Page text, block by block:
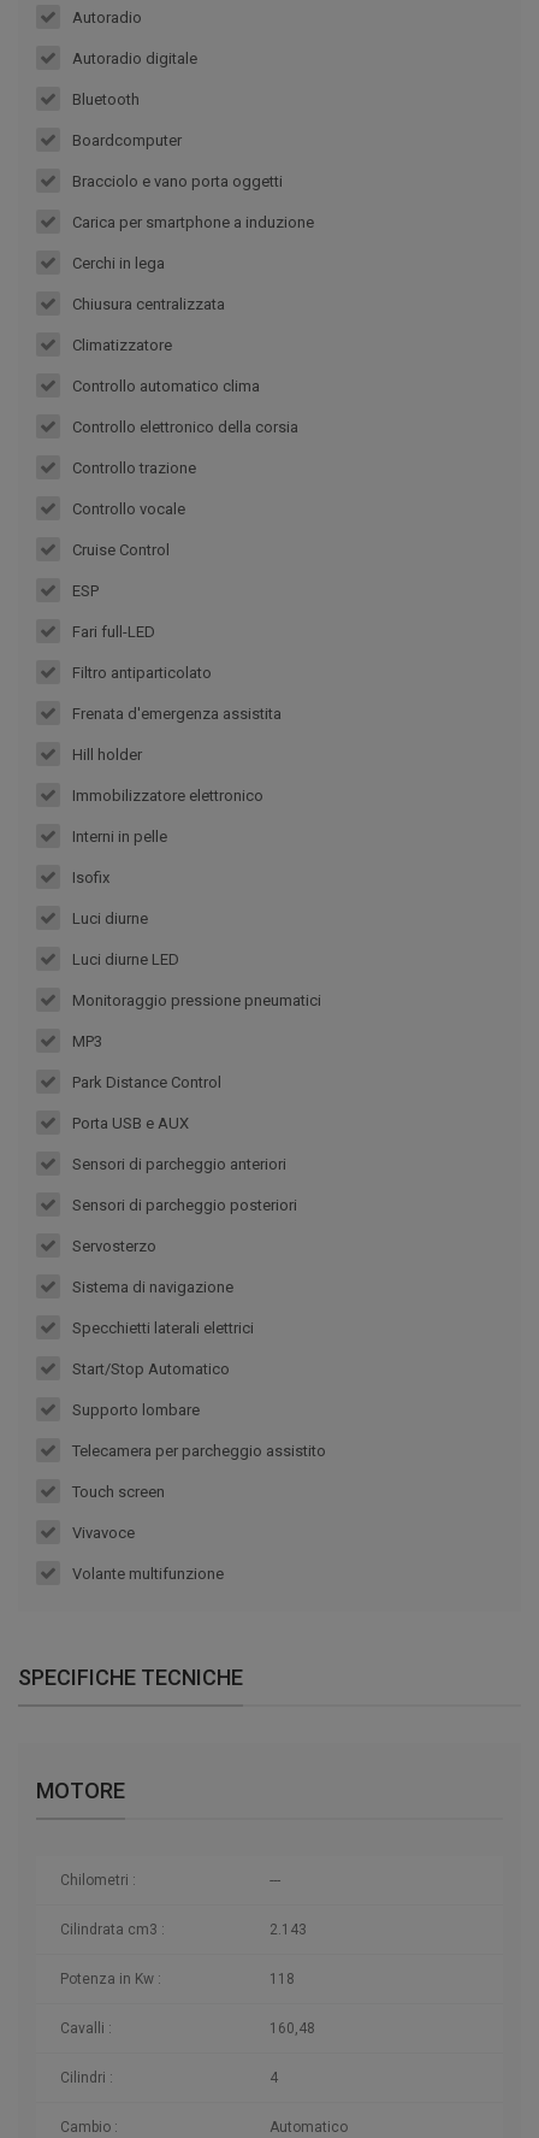
Autoradio
Autoradio digitale
Bluetooth
Boardcomputer
Bracciolo e vano porta oggetti
Carica per smartphone a induzione
Cerchi in lega
Chiusura centralizzata
Climatizzatore
Controllo automatico clima
Controllo elettronico della corsia
Controllo trazione
Controllo vocale
Cruise Control
ESP
Fari full-LED
Filtro antiparticolato
Frenata d'emergenza assistita
Hill holder
Immobilizzatore elettronico
Interni in pelle
Isofix
Luci diurne
Luci diurne LED
Monitoraggio pressione pneumatici
MP3
Park Distance Control
Porta USB e AUX
Sensori di parcheggio anteriori
Sensori di parcheggio posteriori
Servosterzo
Sistema di navigazione
Specchietti laterali elettrici
Start/Stop Automatico
Supporto lombare
Telecamera per parcheggio assistito
Touch screen
Vivavoce
Volante multifunzione
SPECIFICHE TECNICHE
MOTORE
Chilometri : ---
Cilindrata cm3 : 2.143
Potenza in Kw : 118
Cavalli : 160,48
Cilindri : 4
Cambio : Automatico